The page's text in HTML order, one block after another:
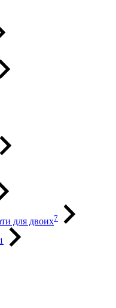
для двоих7